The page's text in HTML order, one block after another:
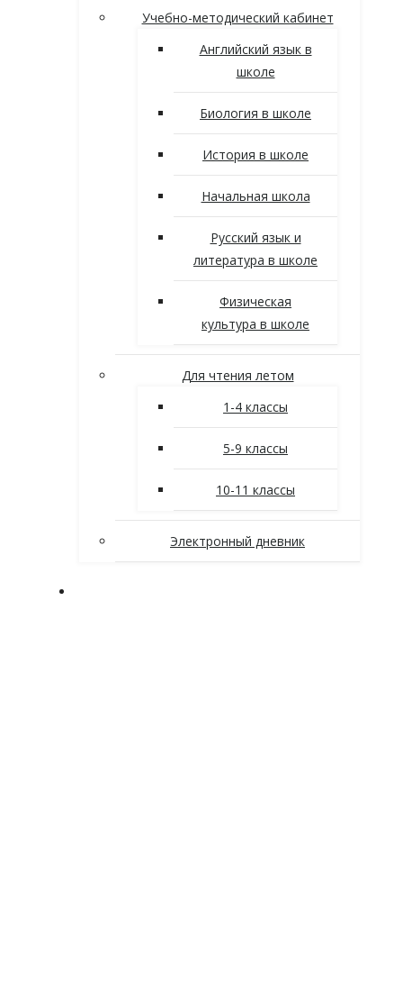
Учебно-методический кабинет
Английский язык в
школе
Биология в школе
История в школе
Начальная школа
Русский язык и
литература в школе
Физическая
культура в школе
Для чтения летом
1-4 классы
5-9 классы
10-11 классы
Электронный дневник